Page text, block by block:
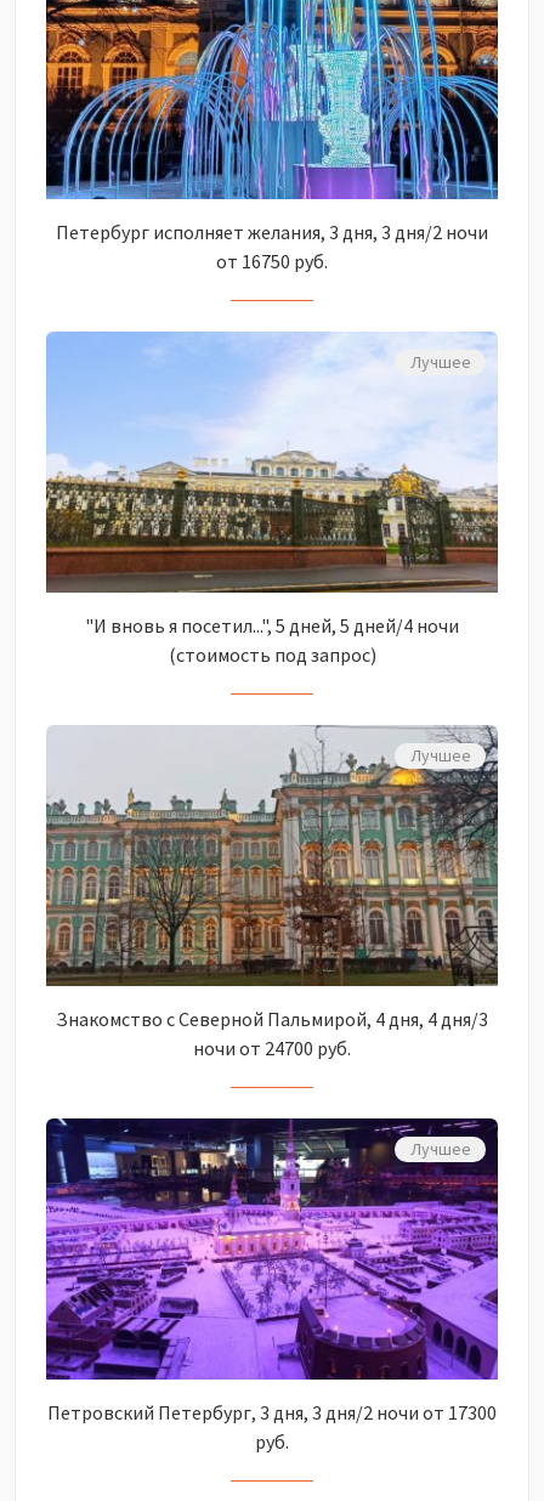
Петербург исполняет желания, 3 дня, 3 дня/2 ночи
от 16750 руб.
Лучшее
"И вновь я посетил...", 5 дней, 5 дней/4 ночи
(стоимость под запрос)
Лучшее
Знакомство с Северной Пальмирой, 4 дня, 4 дня/3
ночи от 24700 руб.
Лучшее
Петровский Петербург, 3 дня, 3 дня/2 ночи от 17300
руб.